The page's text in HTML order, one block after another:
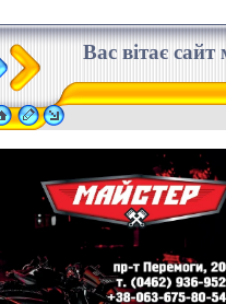
Вас вітає